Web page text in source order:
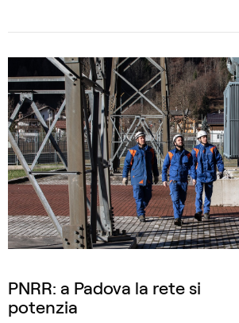
PNRR: a Padova la rete si
potenzia